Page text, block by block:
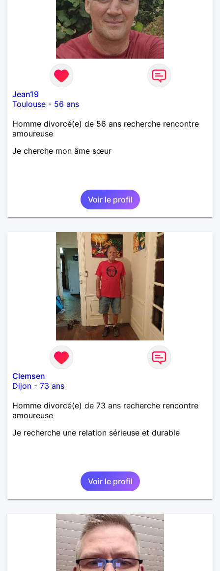
Jean19
Toulouse - 56 ans
Homme divorcé(e) de 56 ans recherche rencontre
amoureuse
Je cherche mon âme sœur
Voir le profil
Clemsen
Dijon - 73 ans
Homme divorcé(e) de 73 ans recherche rencontre
amoureuse
Je recherche une relation sérieuse et durable
Voir le profil